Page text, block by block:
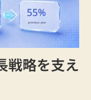
戦略を支え